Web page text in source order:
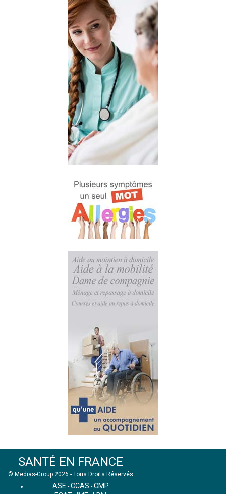
SANTÉ EN FRANCE
© Medias-Group 2026 - Tous Droits Réservés
ASE - CCAS - CMP